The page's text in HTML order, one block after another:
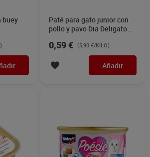
buey
Paté para gato junior con
pollo y pavo Dia Deligato
0,59 € (5,90 €/KILO)
Añadir